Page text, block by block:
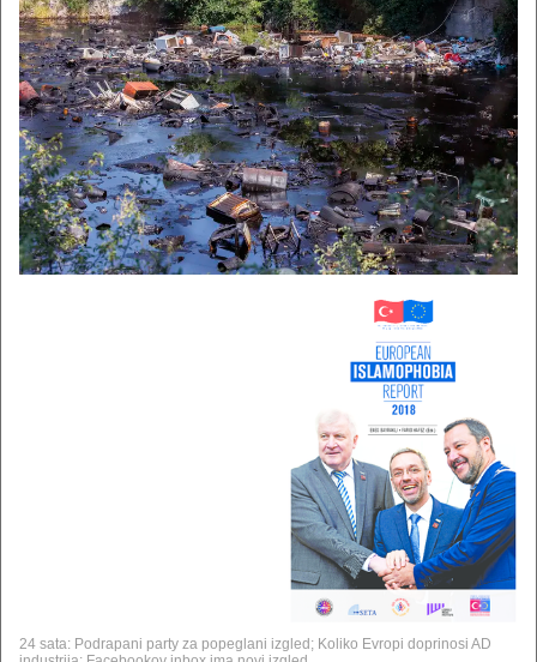
24 sata: Podrapani party za popeglani izgled; Koliko Evropi doprinosi AD